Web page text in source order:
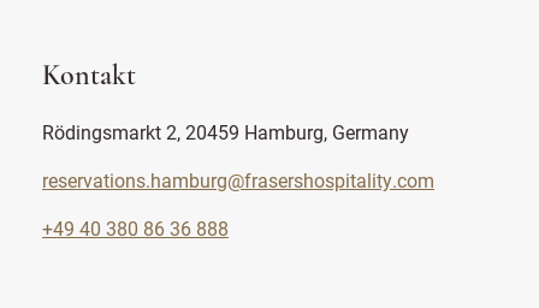
Kontakt
Rödingsmarkt 2, 20459 Hamburg, Germany
reservations.hamburg@frasershospitality.com
+49 40 380 86 36 888